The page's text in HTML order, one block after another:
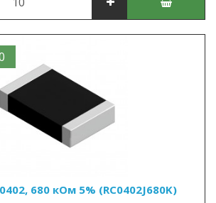
680 кОм 5% (RC0402J680K)